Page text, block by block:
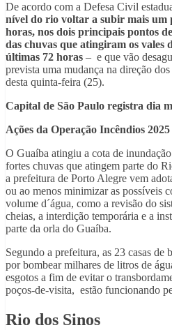
De acordo com a Defesa Civil
nível do rio voltar a subir mais um
horas, nos dois principais pontos
das chuvas que atingiram os vales
últimas 72 horas – e que vão
prevista uma mudança na direção
desta quinta-feira (25).
Capital de São Paulo registra dia
Ações da Operação Incêndios
O Guaíba atingiu a cota de
fortes chuvas que atingem parte do
a prefeitura de Porto Alegre vem
ou ao menos minimizar as possíveis
volume d´água, como a revisão do
cheias, a interdição temporária e a
parte da orla do Guaíba.
Segundo a prefeitura, as 23 casas de
por bombear milhares de litros de
esgotos a fim de evitar o
poços-de-visita, estão funcionando
Rio dos Sinos